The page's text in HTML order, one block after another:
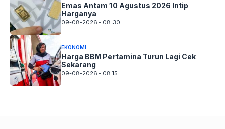
Emas Antam 10 Agustus 2026 Intip
Harganya
09-08-2026 - 08.30
EKONOMI
Harga BBM Pertamina Turun Lagi Cek
Sekarang
09-08-2026 - 08.15